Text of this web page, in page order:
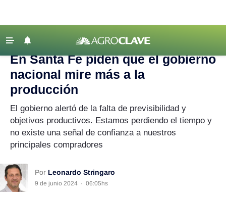
Agricultura
Ganadería
Lechería
Tecnología
Maquinaria agrícola
Regionales
Clima
‹ VOLVER
Agroclave Actualidad | Santa Fe
En Santa Fe piden que el gobierno
nacional mire más a la
producción
El gobierno alertó de la falta de previsibilidad y
objetivos productivos. Estamos perdiendo el tiempo y
no existe una señal de confianza a nuestros
principales compradores
Por Leonardo Stringaro
9 de junio 2024 · 06:05hs